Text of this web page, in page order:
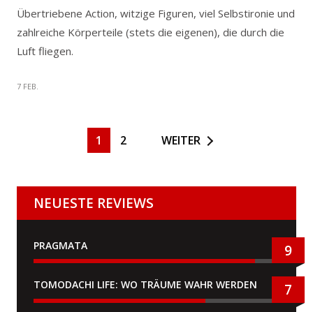
Übertriebene Action, witzige Figuren, viel Selbstironie und
zahlreiche Körperteile (stets die eigenen), die durch die
Luft fliegen.
7 FEB.
1 2 WEITER
NEUESTE REVIEWS
PRAGMATA 9
TOMODACHI LIFE: WO TRÄUME WAHR WERDEN 7